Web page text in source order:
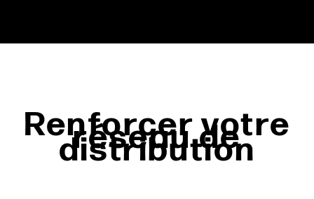
Renforcer votre
réseau de
distribution